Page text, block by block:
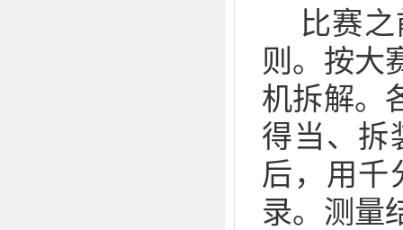
比赛
则。按大
机拆解。
得当、拆
后，用千
录。测量